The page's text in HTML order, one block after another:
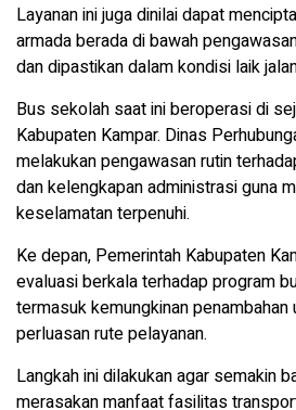
Layanan ini juga dinilai dapat
armada berada di bawah
dan dipastikan dalam kondisi laik
Bus sekolah saat ini beroperasi di
Kabupaten Kampar. Dinas
melakukan pengawasan rutin
dan kelengkapan administrasi guna
keselamatan terpenuhi.
Ke depan, Pemerintah Kabupaten
evaluasi berkala terhadap program
termasuk kemungkinan penambahan
perluasan rute pelayanan.
Langkah ini dilakukan agar semakin
merasakan manfaat fasilitas